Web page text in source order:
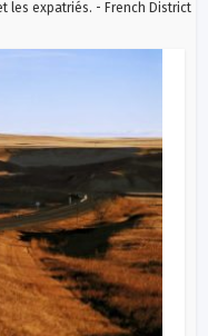
les expatriés. - French District